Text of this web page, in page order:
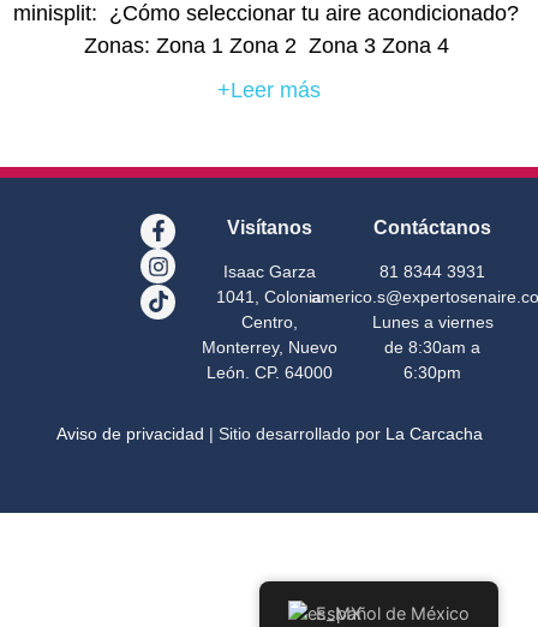
minisplit: ¿Cómo seleccionar tu aire acondicionado?
Zonas: Zona 1 Zona 2 Zona 3 Zona 4
+Leer más
Visítanos
Isaac Garza
1041, Colonia
Centro,
Monterrey, Nuevo
León. CP. 64000
Contáctanos
81 8344 3931
Lunes a viernes
de 8:30am a
6:30pm
Aviso de privacidad | Sitio desarrollado por La Carcacha
Español de México